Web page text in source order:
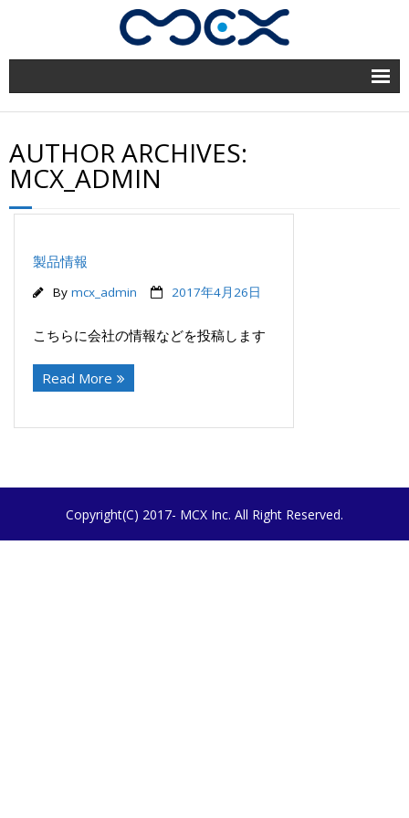
home
企業情報
ソリューション
テクノロジー
お問い合わせ
English
AUTHOR ARCHIVES:
MCX_ADMIN
製品情報
By mcx_admin 2017年4月26日
こちらに会社の情報などを投稿します
Read More
Copyright(C) 2017- MCX Inc. All Right Reserved.